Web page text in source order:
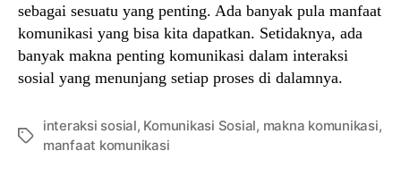
sebagai sesuatu yang penting. Ada banyak pula manfaat
komunikasi yang bisa kita dapatkan. Setidaknya, ada
banyak makna penting komunikasi dalam interaksi
sosial yang menunjang setiap proses di dalamnya.
Tags
interaksi sosial, Komunikasi Sosial, makna komunikasi,
manfaat komunikasi